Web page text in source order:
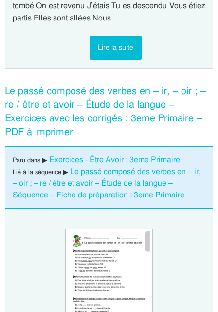
tombé On est revenu J’étais Tu es descendu Vous étiez
partis Elles sont allées Nous…
Lire la suite
Le passé composé des verbes en – ir, – oir ; –
re / être et avoir – Étude de la langue –
Exercices avec les corrigés : 3eme Primaire –
PDF à imprimer
Paru dans ▶ Exercices - Être Avoir : 3eme Primaire
Lié à la séquence ▶ Le passé composé des verbes en – ir,
– oir ; – re / être et avoir – Étude de la langue –
Séquence – Fiche de préparation : 3eme Primaire